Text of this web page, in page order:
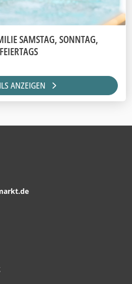
SAMSTAG, SONNTAG,
FEIERTAGS
ANZEIGEN